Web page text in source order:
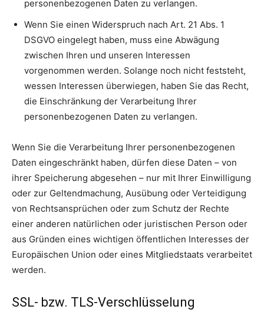
personenbezogenen Daten zu verlangen.
Wenn Sie einen Widerspruch nach Art. 21 Abs. 1
DSGVO eingelegt haben, muss eine Abwägung
zwischen Ihren und unseren Interessen
vorgenommen werden. Solange noch nicht feststeht,
wessen Interessen überwiegen, haben Sie das Recht,
die Einschränkung der Verarbeitung Ihrer
personenbezogenen Daten zu verlangen.
Wenn Sie die Verarbeitung Ihrer personenbezogenen
Daten eingeschränkt haben, dürfen diese Daten – von
ihrer Speicherung abgesehen – nur mit Ihrer Einwilligung
oder zur Geltendmachung, Ausübung oder Verteidigung
von Rechtsansprüchen oder zum Schutz der Rechte
einer anderen natürlichen oder juristischen Person oder
aus Gründen eines wichtigen öffentlichen Interesses der
Europäischen Union oder eines Mitgliedstaats verarbeitet
werden.
SSL- bzw. TLS-Verschlüsselung